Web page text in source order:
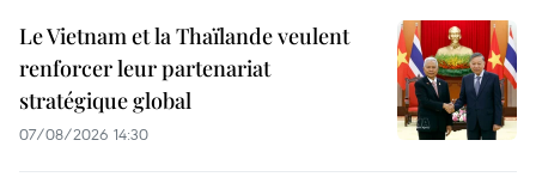
Le Vietnam et la Thaïlande veulent
renforcer leur partenariat
stratégique global
07/08/2026 14:30